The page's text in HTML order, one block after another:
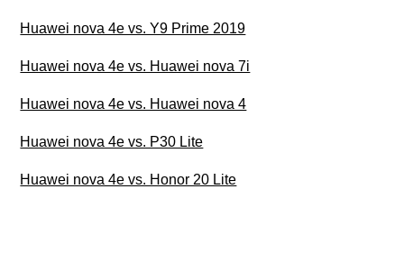
Huawei nova 4e vs. Y9 Prime 2019
Huawei nova 4e vs. Huawei nova 7i
Huawei nova 4e vs. Huawei nova 4
Huawei nova 4e vs. P30 Lite
Huawei nova 4e vs. Honor 20 Lite